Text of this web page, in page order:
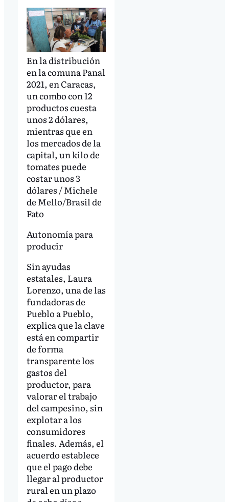
En la distribución
en la comuna Panal
2021, en Caracas,
un combo con 12
productos cuesta
unos 2 dólares,
mientras que en
los mercados de la
capital, un kilo de
tomates puede
costar unos 3
dólares / Michele
de Mello/Brasil de
Fato
Autonomía para
producir
Sin ayudas
estatales, Laura
Lorenzo, una de las
fundadoras de
Pueblo a Pueblo,
explica que la clave
está en compartir
de forma
transparente los
gastos del
productor, para
valorar el trabajo
del campesino, sin
explotar a los
consumidores
finales. Además, el
acuerdo establece
que el pago debe
llegar al productor
rural en un plazo